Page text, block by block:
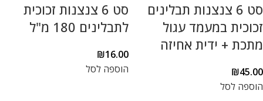
סט 6 צנצנות תבלינים
זכוכית במעמד עגול
מתכת + ידית אחיזה
₪45.00
הוספה לסל
סט 6 צנצנות זכוכית
לתבלינים 180 מ"ל
₪16.00
הוספה לסל